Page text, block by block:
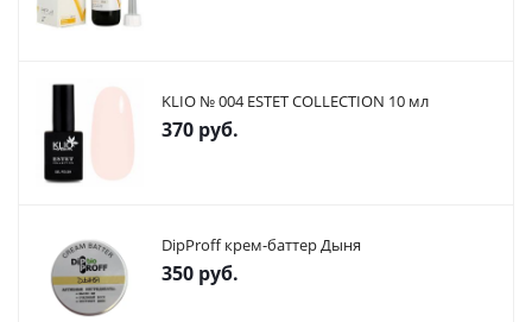
KLIO № 004 ESTET COLLECTION 10 мл
370 руб.
DipProff крем-баттер Дыня
350 руб.